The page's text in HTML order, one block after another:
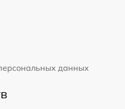
данных